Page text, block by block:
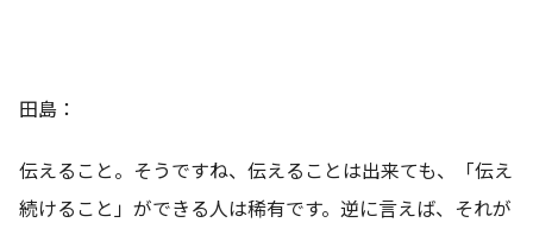
田島：
伝えること。そうですね、伝えることは出来ても、「伝え
続けること」ができる人は稀有です。逆に言えば、それが